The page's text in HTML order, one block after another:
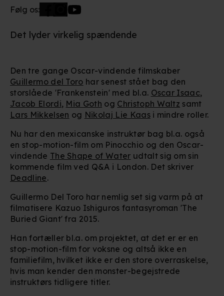
Følg os:
Det lyder virkelig spændende
Den tre gange Oscar-vindende filmskaber
Guillermo del Toro har senest stået bag den
storslåede 'Frankenstein' med bl.a. Oscar Isaac,
Jacob Elordi, Mia Goth og Christoph Waltz samt
Lars Mikkelsen og Nikolaj Lie Kaasi mindre roller.
Nu har den mexicanske instruktør bag bl.a. også
en stop-motion-film om Pinocchio og den Oscar-
vindende The Shape of Water udtalt sig om sin
kommende film ved Q&A i London. Det skriver
Deadline.
Guillermo Del Toro har nemlig set sig varm på at
filmatisere Kazuo Ishiguros fantasyroman 'The
Buried Giant' fra 2015.
Han fortæller bl.a. om projektet, at det er er en
stop-motion-film for voksne og altså ikke en
familiefilm, hvilket ikke er den store overraskelse,
hvis man kender den monster-begejstrede
instruktørs tidligere titler.